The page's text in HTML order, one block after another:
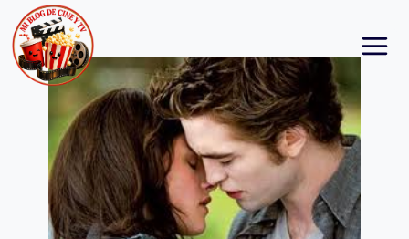
Skip
content